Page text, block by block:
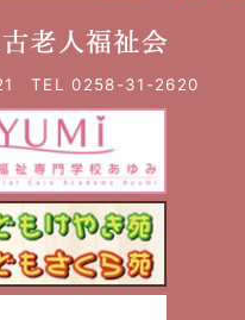
TEL 0258-31-2620